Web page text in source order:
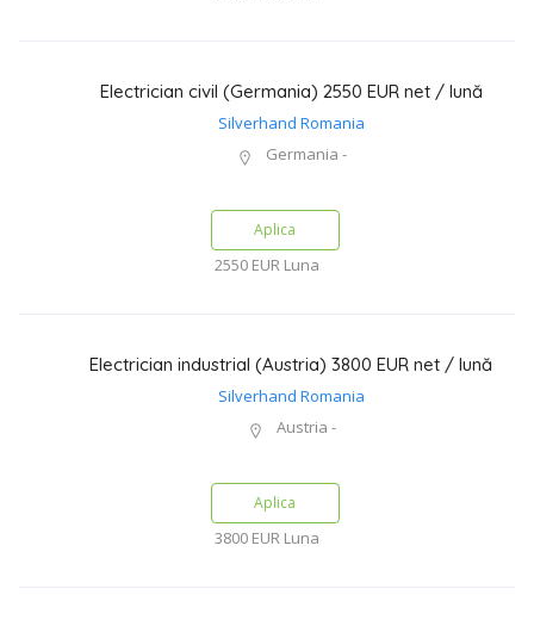
Electrician civil (Germania) 2550 EUR net / lună
Silverhand Romania
Germania -
Aplica
2550 EUR Luna
Electrician industrial (Austria) 3800 EUR net / lună
Silverhand Romania
Austria -
Aplica
3800 EUR Luna